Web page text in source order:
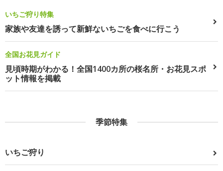
いちご狩り特集
家族や友達を誘って新鮮ないちごを食べに行こう
全国お花見ガイド
見頃時期がわかる！全国1400カ所の桜名所・お花見スポ
ット情報を掲載
季節特集
いちご狩り